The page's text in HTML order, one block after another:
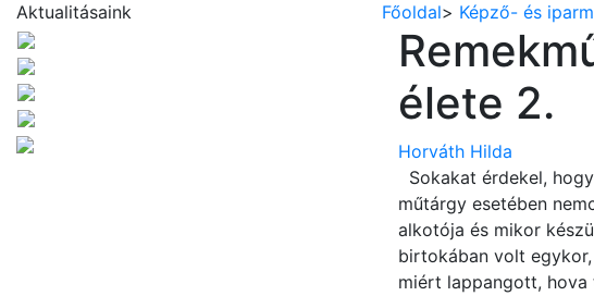
Aktualitásaink
Főoldal> Képző- és
élete 2.
Horváth Hilda
Sokakat érdekel,
műtárgy esetében
alkotója és mikor
birtokában volt
miért lappangott, hova